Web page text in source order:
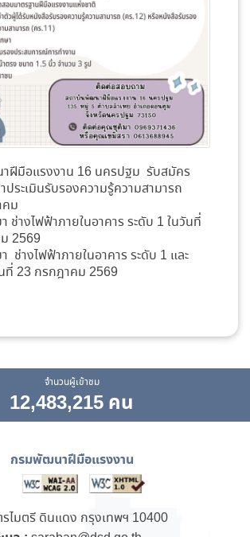
ฝีมือแรงงาน 16 นครปฐม รับสมัคร
ประเมินรับรองความรู้ความสามารถ
คม
ช่างไฟฟ้าภายในอาคาร ระดับ 1 ในวันที่
2569
ช่างไฟฟ้าภายในอาคาร ระดับ 1 และ
ที่ 23 กรกฎาคม 2569
จำนวนผู้เข้าชม
12,483,215 คน
กรมพัฒนาฝีมือแรงงาน
ไมตรี ดินแดง กรุงเทพฯ 10400